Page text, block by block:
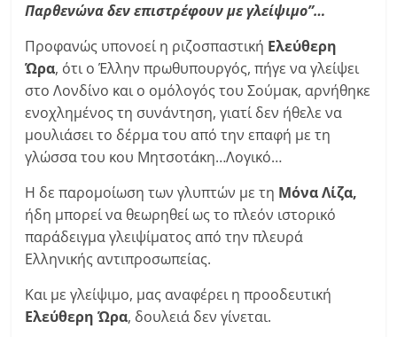
Παρθενώνα δεν επιστρέφουν με γλείψιμο”…
Προφανώς υπονοεί η ριζοσπαστική Ελεύθερη
Ώρα, ότι ο Έλλην πρωθυπουργός, πήγε να γλείψει
στο Λονδίνο και ο ομόλογός του Σούμακ, αρνήθηκε
ενοχλημένος τη συνάντηση, γιατί δεν ήθελε να
μουλιάσει το δέρμα του από την επαφή με τη
γλώσσα του κου Μητσοτάκη…Λογικό…
Η δε παρομοίωση των γλυπτών με τη Μόνα Λίζα,
ήδη μπορεί να θεωρηθεί ως το πλεόν ιστορικό
παράδειγμα γλειψίματος από την πλευρά
Ελληνικής αντιπροσωπείας.
Και με γλείψιμο, μας αναφέρει η προοδευτική
Ελεύθερη Ώρα, δουλειά δεν γίνεται.